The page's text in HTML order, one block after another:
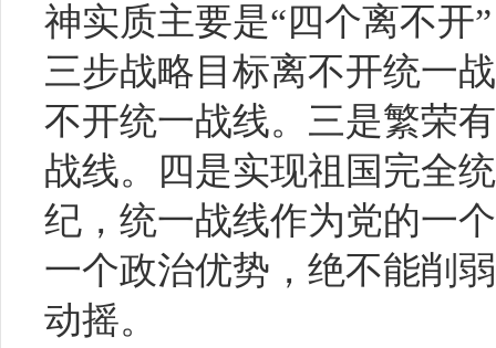
神实质主要是“四个离不开
三步战略目标离不开统一
不开统一战线。三是繁荣
战线。四是实现祖国完全
纪，统一战线作为党的一
一个政治优势，绝不能削
动摇。